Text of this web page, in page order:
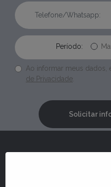
Período:
Ao informar meus
de Privacidade.
Solicitar